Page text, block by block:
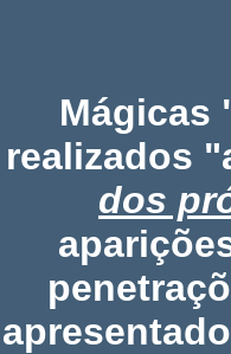
Mágicas
realizados
dos